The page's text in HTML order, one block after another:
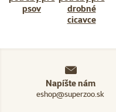
psov
drobné
cicavce
Napíšte nám
eshop@superzoo.sk